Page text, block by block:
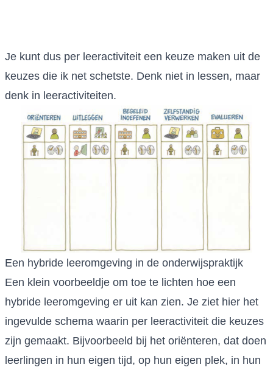
Je kunt dus per leeractiviteit een keuze maken uit de
keuzes die ik net schetste. Denk niet in lessen, maar
denk in leeractiviteiten.
Een hybride leeromgeving in de onderwijspraktijk
Een klein voorbeeldje om toe te lichten hoe een
hybride leeromgeving er uit kan zien. Je ziet hier het
ingevulde schema waarin per leeractiviteit die keuzes
zijn gemaakt. Bijvoorbeeld bij het oriënteren, dat doen
leerlingen in hun eigen tijd, op hun eigen plek, in hun